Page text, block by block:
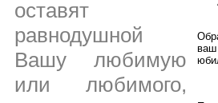
оставят
равнодушной
Вашу любимую
или любимого,
ваш